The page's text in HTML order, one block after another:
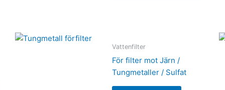
Vattenfilter
För filter mot Järn /
Tungmetaller / Sulfat